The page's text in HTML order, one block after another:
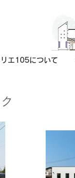
エ105について